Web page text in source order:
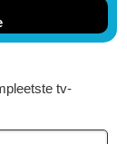
tv-